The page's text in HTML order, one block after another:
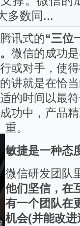
多数同...
讯式的“三位
微信的成功
或对手，使
讲就是在恰
的时间以最
功中，产品
重。
敏捷是一种态
微信研发团队
他们坚信，在
有一个团队在
机会(并能改